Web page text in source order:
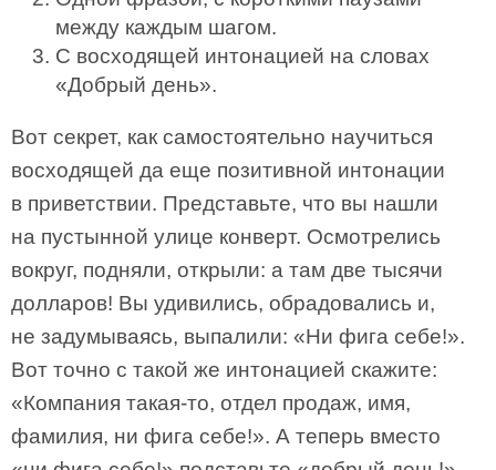
между каждым шагом.
С восходящей интонацией на словах
«Добрый день».
Вот секрет, как самостоятельно научиться
восходящей да еще позитивной интонации
в приветствии. Представьте, что вы нашли
на пустынной улице конверт. Осмотрелись
вокруг, подняли, открыли: а там две тысячи
долларов! Вы удивились, обрадовались и,
не задумываясь, выпалили: «Ни фига себе!».
Вот точно с такой же интонацией скажите:
«Компания такая-то, отдел продаж, имя,
фамилия, ни фига себе!». А теперь вместо